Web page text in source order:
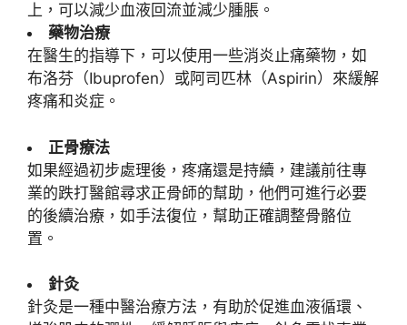
上，可以減少血液回流並減少腫脹。
藥物治療
在醫生的指導下，可以使用一些消炎止痛藥物，如
布洛芬（Ibuprofen）或阿司匹林（Aspirin）來緩解
疼痛和炎症。
正骨療法
如果經過初步處理後，疼痛還是持續，建議前往專
業的跌打醫館尋求正骨師的幫助，他們可進行必要
的後續治療，如手法復位，幫助正確調整骨骼位
置。
針灸
針灸是一種中醫治療方法，有助於促進血液循環、